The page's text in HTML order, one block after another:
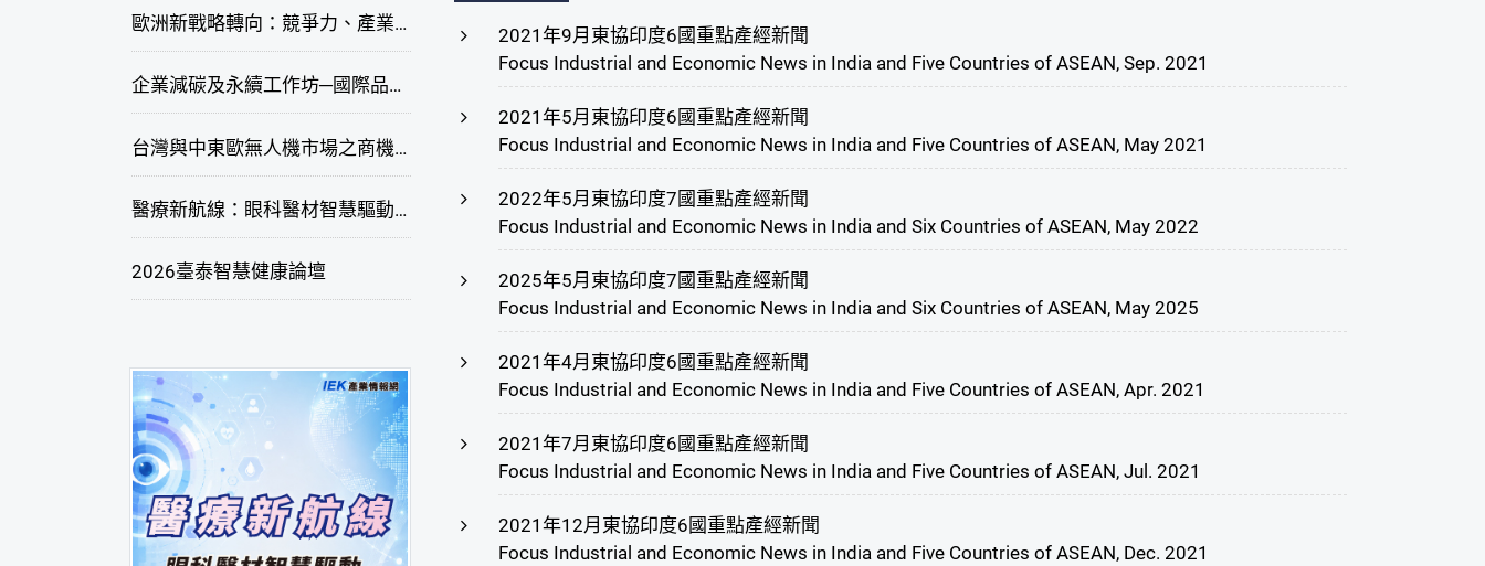
歐洲新戰略轉向：競爭力、產業自主與供應鏈重塑線上研討會
企業減碳及永續工作坊─國際品牌綠色供應鏈永續管理與實務演練(臺北場)
台灣與中東歐無人機市場之商機與挑戰座談會
醫療新航線：眼科醫材智慧驅動，數位醫療落地布局線上研討會
2026臺泰智慧健康論壇
2021年9月東協印度6國重點產經新聞
Focus Industrial and Economic News in India and Five Countries of ASEAN, Sep. 2021
2021年5月東協印度6國重點產經新聞
Focus Industrial and Economic News in India and Five Countries of ASEAN, May 2021
2022年5月東協印度7國重點產經新聞
Focus Industrial and Economic News in India and Six Countries of ASEAN, May 2022
2025年5月東協印度7國重點產經新聞
Focus Industrial and Economic News in India and Six Countries of ASEAN, May 2025
2021年4月東協印度6國重點產經新聞
Focus Industrial and Economic News in India and Five Countries of ASEAN, Apr. 2021
2021年7月東協印度6國重點產經新聞
Focus Industrial and Economic News in India and Five Countries of ASEAN, Jul. 2021
2021年12月東協印度6國重點產經新聞
Focus Industrial and Economic News in India and Five Countries of ASEAN, Dec. 2021